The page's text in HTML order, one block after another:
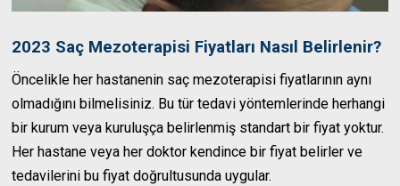
2023 Saç Mezoterapisi Fiyatları Nasıl Belirlenir?
Öncelikle her hastanenin saç mezoterapisi fiyatlarının aynı
olmadığını bilmelisiniz. Bu tür tedavi yöntemlerinde herhangi
bir kurum veya kuruluşça belirlenmiş standart bir fiyat yoktur.
Her hastane veya her doktor kendince bir fiyat belirler ve
tedavilerini bu fiyat doğrultusunda uygular.